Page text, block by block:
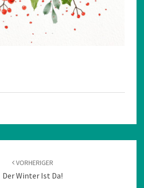
VORHERIGER
Der Winter Ist Da!